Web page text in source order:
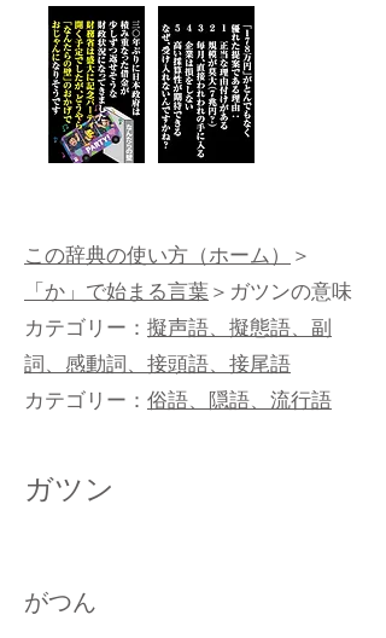
この辞典の使い方（ホーム）＞
「か」で始まる言葉＞ガツンの意味
カテゴリー： 擬声語、擬態語、副
詞、感動詞、接頭語、接尾語
カテゴリー： 俗語、隠語、流行語
ガツン
がつん